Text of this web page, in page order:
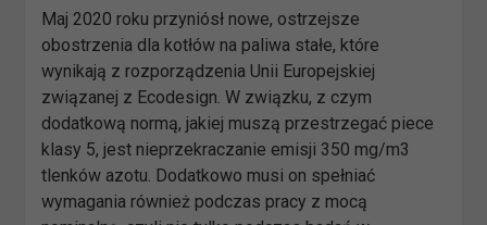
Maj 2020 roku przyniósł nowe, ostrzejsze
obostrzenia dla kotłów na paliwa stałe, które
wynikają z rozporządzenia Unii Europejskiej
związanej z Ecodesign. W związku, z czym
dodatkową normą, jakiej muszą przestrzegać piece
klasy 5, jest nieprzekraczanie emisji 350 mg/m3
tlenków azotu. Dodatkowo musi on spełniać
wymagania również podczas pracy z mocą